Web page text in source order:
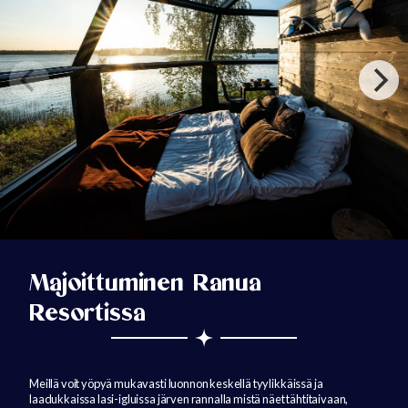
Majoittuminen Ranua
Resortissa
Meillä voit yöpyä mukavasti luonnon keskellä tyylikkäissä ja
laadukkaissa lasi-igluissa järven rannalla mistä näet tähtitaivaan,